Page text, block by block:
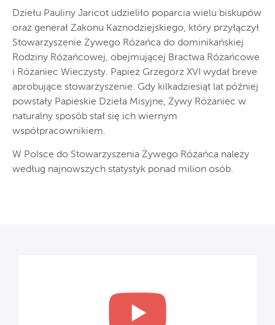
Dziełu Pauliny Jaricot udzieliło poparcia wielu biskupów
oraz generał Zakonu Kaznodziejskiego, który przyłączył
Stowarzyszenie Żywego Różańca do dominikańskiej
Rodziny Różańcowej, obejmującej Bractwa Różańcowe
i Różaniec Wieczysty. Papież Grzegorz XVI wydał breve
aprobujące stowarzyszenie. Gdy kilkadziesiąt lat później
powstały Papieskie Dzieła Misyjne, Żywy Różaniec w
naturalny sposób stał się ich wiernym
współpracownikiem.
W Polsce do Stowarzyszenia Żywego Różańca należy
według najnowszych statystyk ponad milion osób.